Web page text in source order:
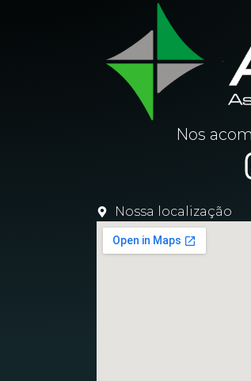
Nos
Nossa localização